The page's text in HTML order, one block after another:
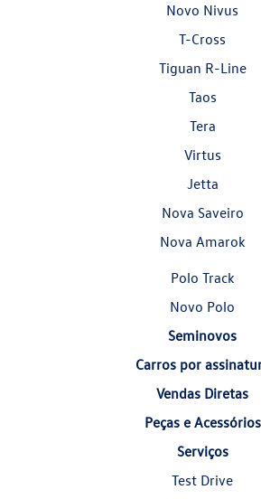
Novo Nivus
T-Cross
Tiguan R-Line
Taos
Tera
Virtus
Jetta
Nova Saveiro
Nova Amarok
Polo Track
Novo Polo
Seminovos
Carros por
Vendas Diretas
Peças e Acessórios
Serviços
Test Drive